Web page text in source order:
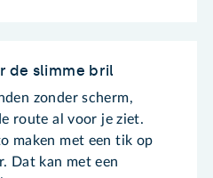
de slimme bril
zonder scherm,
route al voor je ziet.
maken met een tik op
Dat kan met een